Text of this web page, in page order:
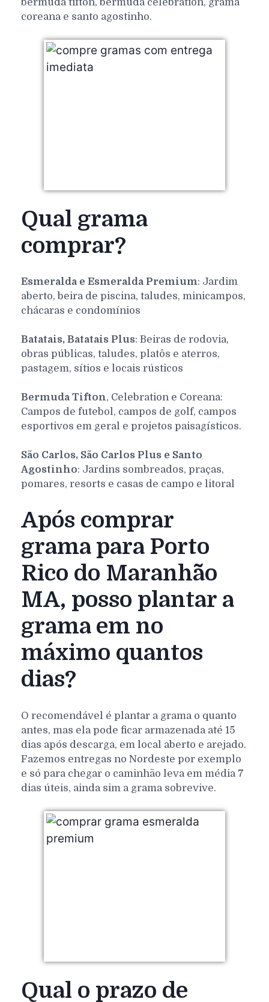
coreana e santo agostinho.
Qual grama
comprar?
Esmeralda e Esmeralda Premium: Jardim
aberto, beira de piscina, taludes, minicampos,
chácaras e condomínios
Batatais, Batatais Plus: Beiras de rodovia,
obras públicas, taludes, platôs e aterros,
pastagem, sítios e locais rústicos
Bermuda Tifton, Celebration e Coreana:
Campos de futebol, campos de golf, campos
esportivos em geral e projetos paisagísticos.
São Carlos, São Carlos Plus e Santo
Agostinho: Jardins sombreados, praças,
pomares, resorts e casas de campo e litoral
Após comprar
grama para Porto
Rico do Maranhão
MA, posso plantar a
grama em no
máximo quantos
dias?
O recomendável é plantar a grama o quanto
antes, mas ela pode ficar armazenada até 15
dias após descarga, em local aberto e arejado.
Fazemos entregas no Nordeste por exemplo
e só para chegar o caminhão leva em média 7
dias úteis, ainda sim a grama sobrevive.
Qual o prazo de